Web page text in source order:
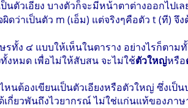
นตัวเอียง บางตัวก็จะมีหน้าตาต่างออกไปเล
ดว่าเป็นตัว m (เอ็ม) แต่จริงๆคือตัว t (ที) จึง
ทั้ง ๔ แบบให้เห็นในตาราง อย่างไรก็ตา
ทั้งหมด เพื่อไม่ให้สับสน จะไม่ใช้ตัวใหญ่หรือ
นต้องเขียนเป็นตัวเอียงหรือตัวใหญ่ ซึ่งเป็น
เกี่ยวพันถึงไวยากรณ์ ไม่ใช่แก่นแท้ของภา